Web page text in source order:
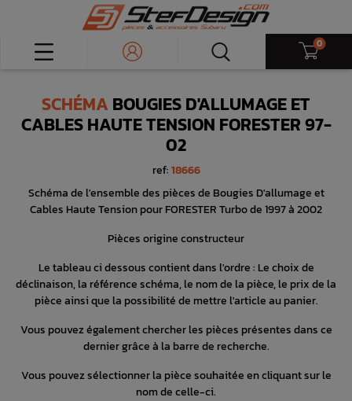
0
SCHÉMA BOUGIES D'ALLUMAGE ET
CABLES HAUTE TENSION FORESTER 97-
02
ref:18666
Schéma de l'ensemble des pièces de Bougies D'allumage et
Cables Haute Tension pour FORESTER Turbo de 1997 à 2002
Pièces origine constructeur
Le tableau ci dessous contient dans l'ordre : Le choix de
déclinaison, la référence schéma, le nom de la pièce, le prix de la
pièce ainsi que la possibilité de mettre l'article au panier.
Vous pouvez également chercher les pièces présentes dans ce
dernier grâce à la barre de recherche.
Vous pouvez sélectionner la pièce souhaitée en cliquant sur le
nom de celle-ci.